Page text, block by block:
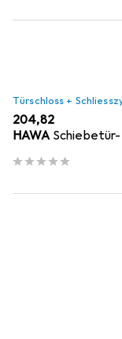
Türschloss +
EUR
204,82
HAWA